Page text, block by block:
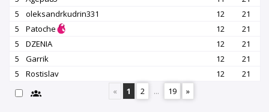
5
oleksandrkudrin331 12
21
5
Patoche 12
21
5
DZENIA 12
21
5
Garrik 12
21
5
Rostislav 12
21
«
1 2 ... 19 »